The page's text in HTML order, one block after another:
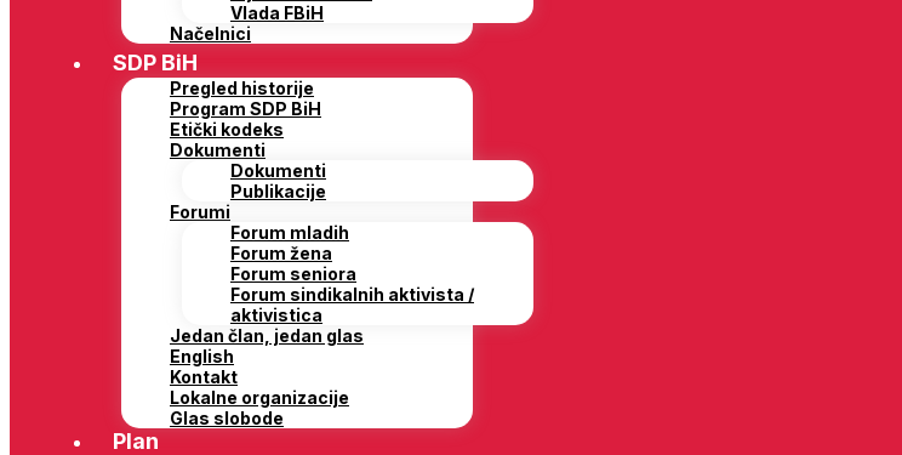
Vlada FBiH
Načelnici
SDP BiH
Pregled historije
Program SDP BiH
Etički kodeks
Dokumenti
Dokumenti
Publikacije
Forumi
Forum mladih
Forum žena
Forum seniora
Forum sindikalnih aktivista /
aktivistica
Jedan član, jedan glas
English
Kontakt
Lokalne organizacije
Glas slobode
Plan